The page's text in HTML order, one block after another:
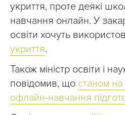
укриття, проте деякі
навчання онлайн. У
освіти хочуть
укриття.
Також міністр освіти і
повідомив, що станом
офлайн-навчання